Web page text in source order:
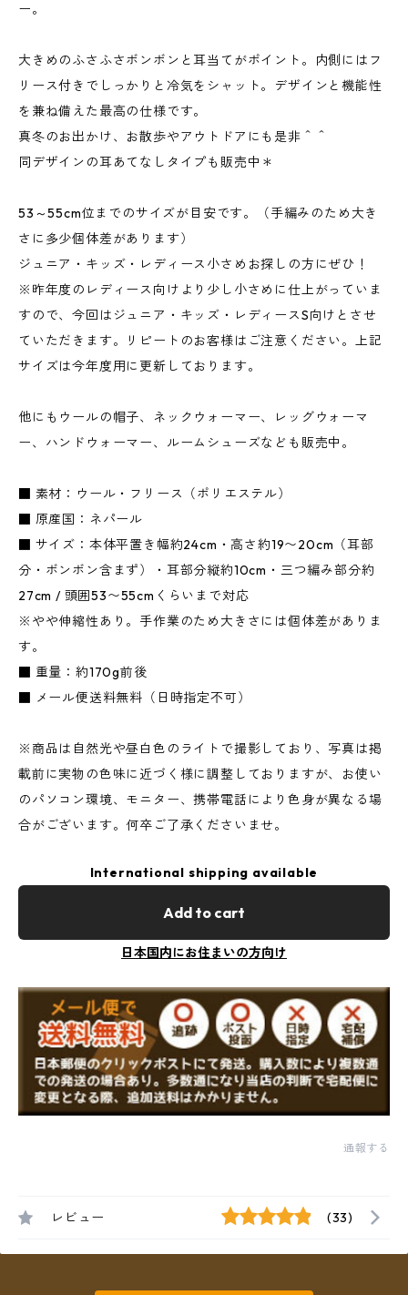
ー。
大きめのふさふさボンボンと耳当てがポイント。内側にはフ
リース付きでしっかりと冷気をシャット。デザインと機能性
を兼ね備えた最高の仕様です。
真冬のお出かけ、お散歩やアウトドアにも是非＾＾
同デザインの耳あてなしタイプも販売中＊
53～55cm位までのサイズが目安です。（手編みのため大き
さに多少個体差があります）
ジュニア・キッズ・レディース小さめお探しの方にぜひ！
※昨年度のレディース向けより少し小さめに仕上がっていま
すので、今回はジュニア・キッズ・レディースS向けとさせ
ていただきます。リピートのお客様はご注意ください。上記
サイズは今年度用に更新しております。
他にもウールの帽子、ネックウォーマー、レッグウォーマ
ー、ハンドウォーマー、ルームシューズなども販売中。
■ 素材：ウール・フリース（ポリエステル）
■ 原産国：ネパール
■ サイズ：本体平置き幅約24cm・高さ約19〜20cm（耳部
分・ボンボン含まず）・耳部分縦約10cm・三つ編み部分約
27cm / 頭囲53〜55cmくらいまで対応
※やや伸縮性あり。手作業のため大きさには個体差がありま
す。
■ 重量：約170g前後
■ メール便送料無料（日時指定不可）
※商品は自然光や昼白色のライトで撮影しており、写真は掲
載前に実物の色味に近づく様に調整しておりますが、お使い
のパソコン環境、モニター、携帯電話により色身が異なる場
合がございます。何卒ご了承くださいませ。
International shipping available
Add to cart
日本国内にお住まいの方向け
通報する
レビュー (33)